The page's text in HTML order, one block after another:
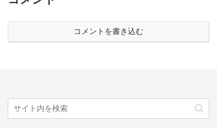
コメントを書き込む